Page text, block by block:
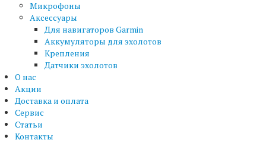
Микрофоны
Аксессуары
Для навигаторов Garmin
Аккумуляторы для эхолотов
Крепления
Датчики эхолотов
О нас
Акции
Доставка и оплата
Сервис
Статьи
Контакты